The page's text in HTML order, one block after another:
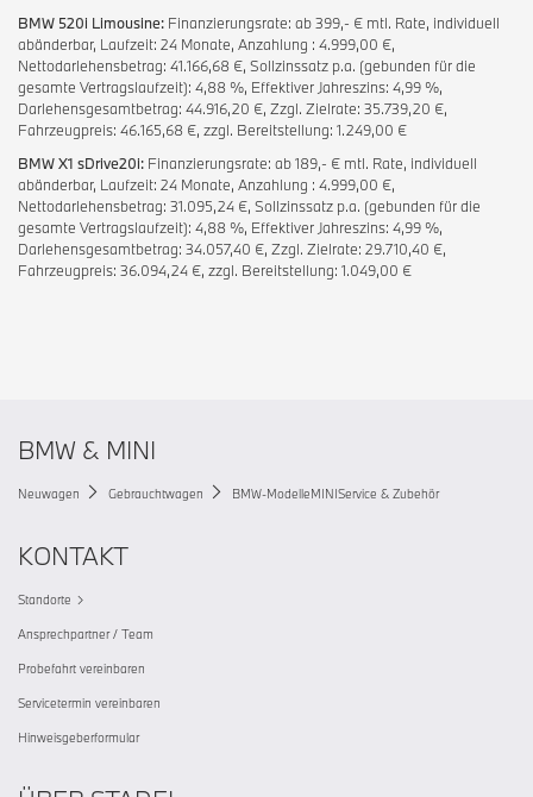
BMW 520i Limousine: Finanzierungsrate: ab 399,- € mtl. Rate, individuell
abänderbar, Laufzeit: 24 Monate, Anzahlung : 4.999,00 €,
Nettodarlehensbetrag: 41.166,68 €, Sollzinssatz p.a. (gebunden für die
gesamte Vertragslaufzeit): 4,88 %, Effektiver Jahreszins: 4,99 %,
Darlehensgesamtbetrag: 44.916,20 €, Zzgl. Zielrate: 35.739,20 €,
Fahrzeugpreis: 46.165,68 €, zzgl. Bereitstellung: 1.249,00 €
BMW X1 sDrive20i: Finanzierungsrate: ab 189,- € mtl. Rate, individuell
abänderbar, Laufzeit: 24 Monate, Anzahlung : 4.999,00 €,
Nettodarlehensbetrag: 31.095,24 €, Sollzinssatz p.a. (gebunden für die
gesamte Vertragslaufzeit): 4,88 %, Effektiver Jahreszins: 4,99 %,
Darlehensgesamtbetrag: 34.057,40 €, Zzgl. Zielrate: 29.710,40 €,
Fahrzeugpreis: 36.094,24 €, zzgl. Bereitstellung: 1.049,00 €
BMW & MINI
Neuwagen Gebrauchtwagen BMW-ModelleMINIService & Zubehör
KONTAKT
Standorte
Ansprechpartner / Team
Probefahrt vereinbaren
Servicetermin vereinbaren
Hinweisgeberformular